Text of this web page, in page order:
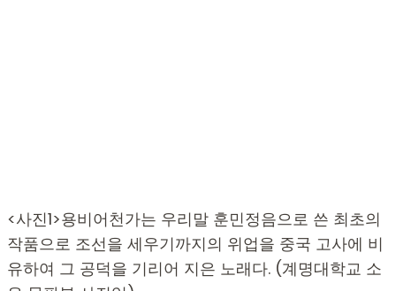
<사진1>용비어천가는 우리말 훈민정음으로 쓴 최초의
작품으로 조선을 세우기까지의 위업을 중국 고사에 비
유하여 그 공덕을 기리어 지은 노래다. (계명대학교 소